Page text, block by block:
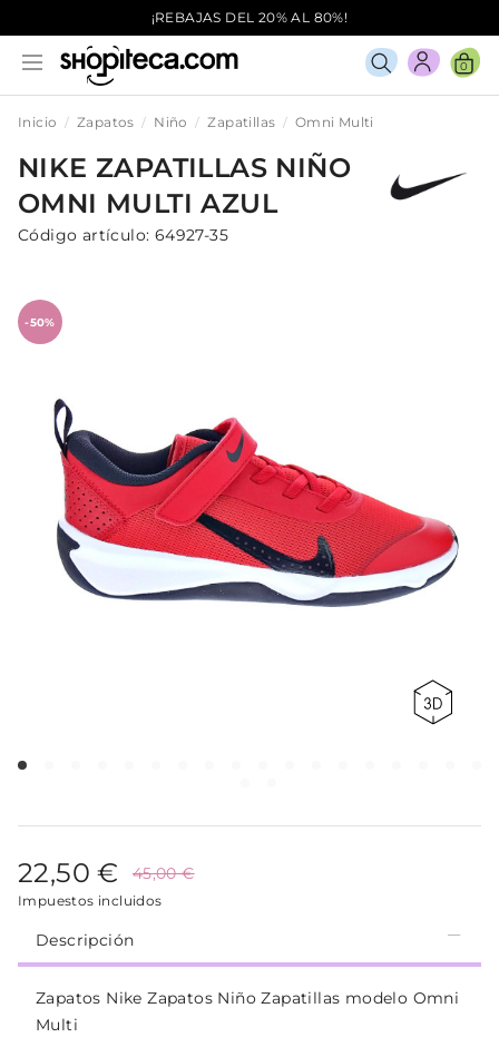
¡REBAJAS DEL 20% AL 80%!
0
Inicio Zapatos Niño Zapatillas Omni Multi
NIKE ZAPATILLAS NIÑO
OMNI MULTIAZUL
Código artículo: 64927-35
-50%
22,50 € 45,00 €
Impuestos incluidos
Descripción
Zapatos Nike Zapatos Niño Zapatillas modelo Omni
Multi